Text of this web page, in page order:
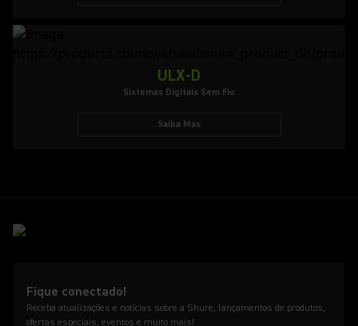
ULX-D
Sistemas Digitais Sem Fio
Saiba Mas
Fique conectado!
Receba atualizações e notícias sobre a Shure, lançamentos de produtos,
ofertas especiais, eventos e muito mais!